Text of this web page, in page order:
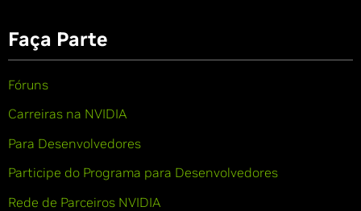
Faça Parte
Fóruns
Carreiras na NVIDIA
Para Desenvolvedores
Participe do Programa para Desenvolvedores
Rede de Parceiros NVIDIA